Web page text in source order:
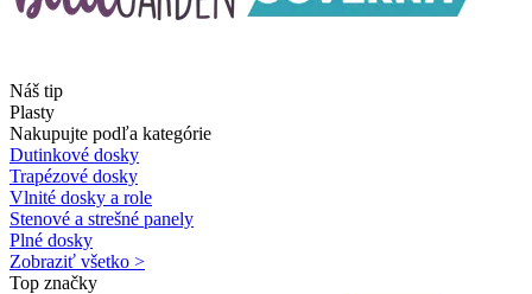
Náš tip
Plasty
Nakupujte podľa kategórie
Dutinkové dosky
Trapézové dosky
Vlnité dosky a role
Stenové a strešné panely
Plné dosky
Zobraziť všetko >
Top značky